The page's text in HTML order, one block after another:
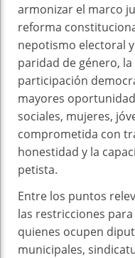
armonizar el marco
reforma
nepotismo electoral
paridad de género,
participación
mayores
sociales, mujeres,
comprometida con
honestidad y la
petista.
Entre los puntos
las restricciones
quienes ocupen
municipales,